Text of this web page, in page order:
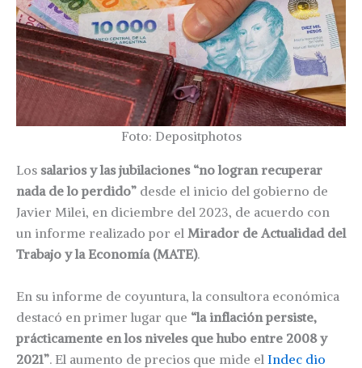
Foto: Depositphotos
Los salarios y las jubilaciones “no logran recuperar
nada de lo perdido” desde el inicio del gobierno de
Javier Milei, en diciembre del 2023, de acuerdo con
un informe realizado por el Mirador de Actualidad del
Trabajo y la Economía (MATE).
En su informe de coyuntura, la consultora económica
destacó en primer lugar que “la inflación persiste,
prácticamente en los niveles que hubo entre 2008 y
2021”. El aumento de precios que mide el Indec dio